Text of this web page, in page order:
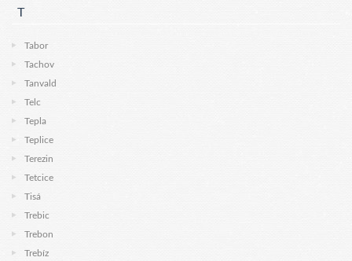
T
Tabor
Tachov
Tanvald
Telc
Tepla
Teplice
Terezin
Tetcice
Tisá
Trebic
Trebon
Trebíz